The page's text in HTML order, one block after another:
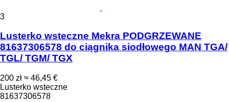
3
Lusterko wsteczne Mekra PODGRZEWANE
81637306578 do ciągnika siodłowego MAN TGA/
TGL/ TGM/ TGX
200 zł ≈ 46,45 €
Lusterko wsteczne
81637306578